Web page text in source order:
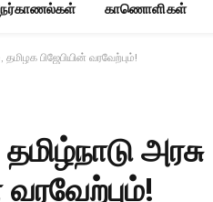
காணொளிகள்
பிஜேபியின் வரவேற்பும்!
அரசு
வரவேற்பும்!